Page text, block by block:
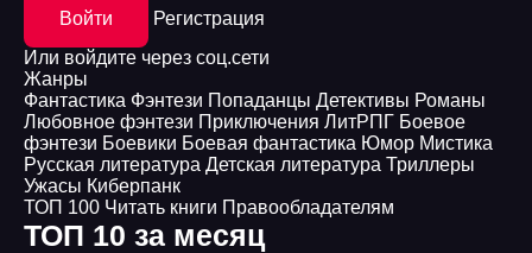
Войти
Регистрация
Или войдите через соц.сети
Жанры
Фантастика Фэнтези Попаданцы Детективы Романы
Любовное фэнтези Приключения ЛитРПГ Боевое
фэнтези Боевики Боевая фантастика Юмор Мистика
Русская литература Детская литература Триллеры
Ужасы Киберпанк
ТОП 100 Читать книги Правообладателям
ТОП 10 за месяц